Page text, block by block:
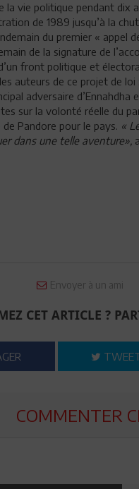
la vie politique pendant dix
de 1989 jusqu’à la
du premier « appel
de la signature de
front politique et
auteurs de ce projet de loi
adversaire
sur la volonté réelle du
Pandore pour le pays. «
dans une telle aventure»,
Envoyer à un ami
CET ARTICLE ?
COMMENTER